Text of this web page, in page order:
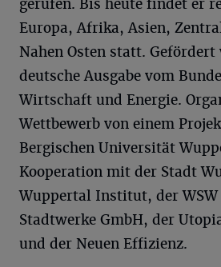
gerufen. Bis heute findet er
Europa, Afrika, Asien,
Nahen Osten statt.
deutsche Ausgabe vom
Wirtschaft und Energie.
Wettbewerb von einem
Bergischen Universität
Kooperation mit der Stadt
Wuppertal Institut, der
Stadtwerke GmbH, der
und der Neuen Effizienz.